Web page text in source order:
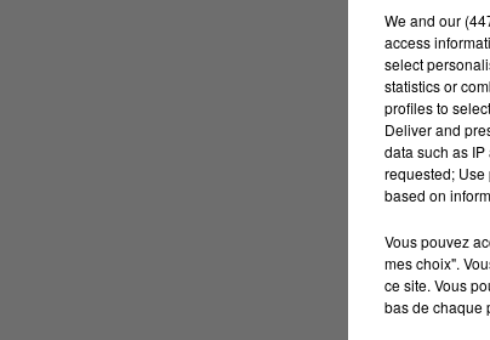
We and our
access
select
statistics or
profiles to
Deliver and
data such as
requested;
based on
Vous pouvez
mes choix".
ce site. Vous
bas de chaque